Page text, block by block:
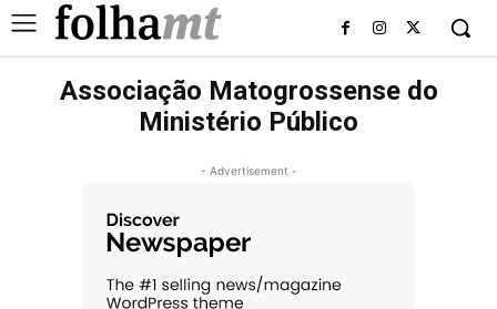
Associação Matogrossense do
Ministério Público
- Advertisement -